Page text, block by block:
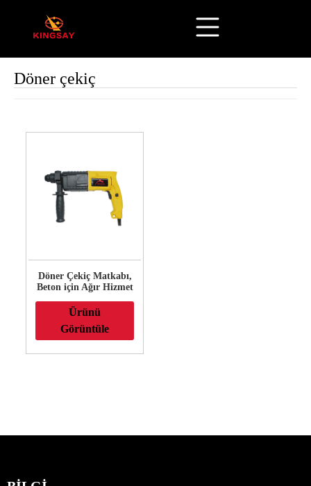
Döner çekiç
Döner Çekiç Matkabı,
Beton için Ağır Hizmet
Beton, Tuğla ve Taş
Ürünü
Görüntüle